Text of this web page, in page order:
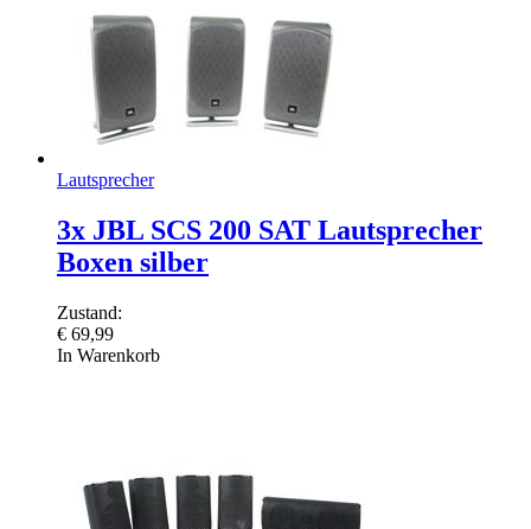
Lautsprecher
3x JBL SCS 200 SAT Lautsprecher
Boxen silber
Zustand:
€ 69,99
In Warenkorb